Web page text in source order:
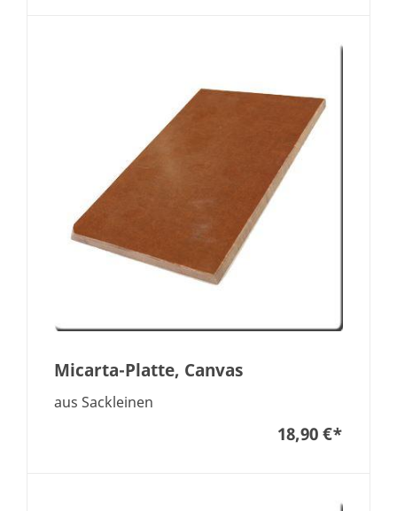
Micarta-Platte, Canvas
aus Sackleinen
18,90 €*